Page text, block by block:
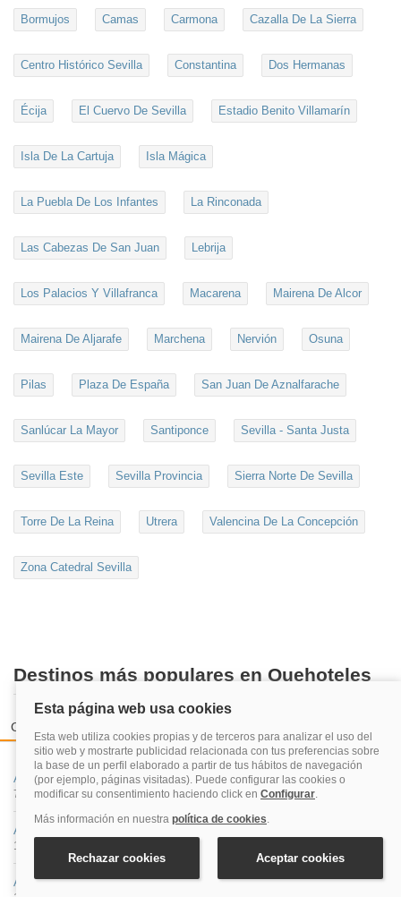
Bormujos Camas Carmona Cazalla De La Sierra
Centro Histórico Sevilla Constantina Dos Hermanas
Écija El Cuervo De Sevilla Estadio Benito Villamarín
Isla De La Cartuja Isla Mágica
La Puebla De Los Infantes La Rinconada
Las Cabezas De San Juan Lebrija
Los Palacios Y Villafranca Macarena Mairena De Alcor
Mairena De Aljarafe Marchena Nervión Osuna
Pilas Plaza De España San Juan De Aznalfarache
Sanlúcar La Mayor Santiponce Sevilla - Santa Justa
Sevilla Este Sevilla Provincia Sierra Norte De Sevilla
Torre De La Reina Utrera Valencina De La Concepción
Zona Catedral Sevilla
Destinos más populares en Quehoteles
Ciudades españolas
A Coruña
71 hoteles
Albacete
19 hoteles
Alicante